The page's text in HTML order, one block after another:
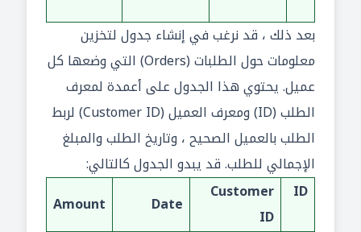
بعد ذلك ، قد نرغب في إنشاء جدول لتخزين
معلومات حول الطلبات (Orders) التي وضعها كل
عميل. يحتوي هذا الجدول على أعمدة لمعرف
الطلب (ID) ومعرف العميل (Customer ID) لربط
الطلب بالعميل الصحيح ، وتاريخ الطلب والمبلغ
الإجمالي للطلب. قد يبدو الجدول كالتالي:
ID
Customer
ID
Date
Amount